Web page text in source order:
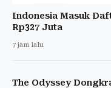
Indonesia Masuk
Rp327 Juta
7 jam lalu
The Odyssey